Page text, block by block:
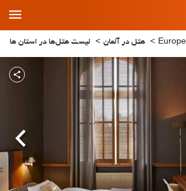
Main
Menu
هتل در آلمان لیست هتل‌ها در استان
بعدی